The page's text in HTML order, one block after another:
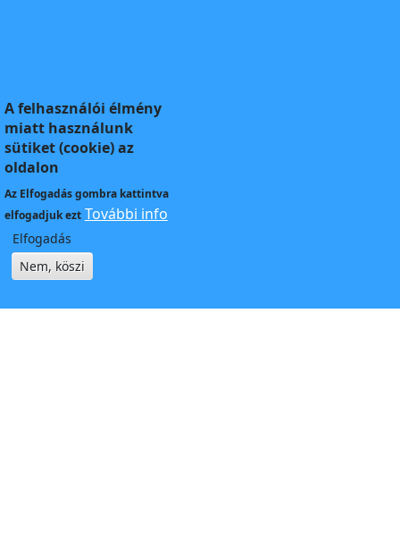
A felhasználói élmény
miatt használunk
sütiket (cookie) az
oldalon
Az Elfogadásgombra kattintva
elfogadjuk ezt További info
Elfogadás
Nem, köszi